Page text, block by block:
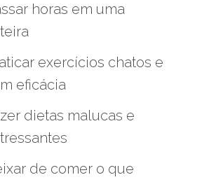
horas em uma
exercícios chatos e
eficácia
dietas malucas e
de comer o que